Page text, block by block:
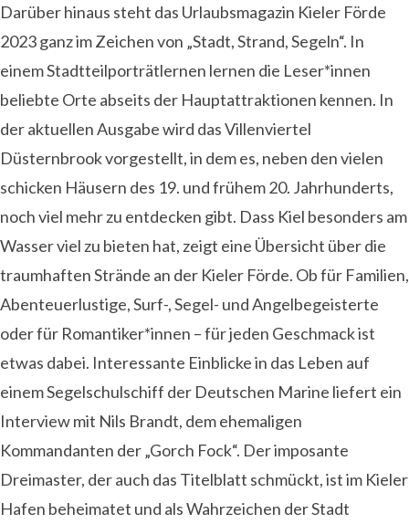
Darüber hinaus steht das Urlaubsmagazin Kieler Förde
2023 ganz im Zeichen von „Stadt, Strand, Segeln“. In
einem Stadtteilporträtlernen lernen die Leser*innen
beliebte Orte abseits der Hauptattraktionen kennen. In
der aktuellen Ausgabe wird das Villenviertel
Düsternbrook vorgestellt, in dem es, neben den vielen
schicken Häusern des 19. und frühem 20. Jahrhunderts,
noch viel mehr zu entdecken gibt. Dass Kiel besonders am
Wasser viel zu bieten hat, zeigt eine Übersicht über die
traumhaften Strände an der Kieler Förde. Ob für Familien,
Abenteuerlustige, Surf-, Segel- und Angelbegeisterte
oder für Romantiker*innen – für jeden Geschmack ist
etwas dabei. Interessante Einblicke in das Leben auf
einem Segelschulschiff der Deutschen Marine liefert ein
Interview mit Nils Brandt, dem ehemaligen
Kommandanten der „Gorch Fock“. Der imposante
Dreimaster, der auch das Titelblatt schmückt, ist im Kieler
Hafen beheimatet und als Wahrzeichen der Stadt